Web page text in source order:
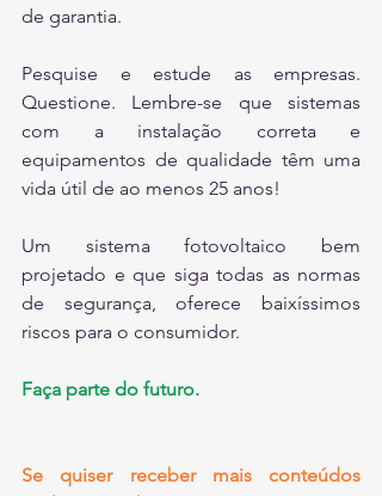
de garantia.
Pesquise e estude as empresas.
Questione. Lembre-se que sistemas
com a instalação correta e
equipamentos de qualidade têm uma
vida útil de ao menos 25 anos!
Um sistema fotovoltaico bem
projetado e que siga todas as normas
de segurança, oferece baixíssimos
riscos para o consumidor.
Faça parte do futuro.
Se quiser receber mais conteúdos